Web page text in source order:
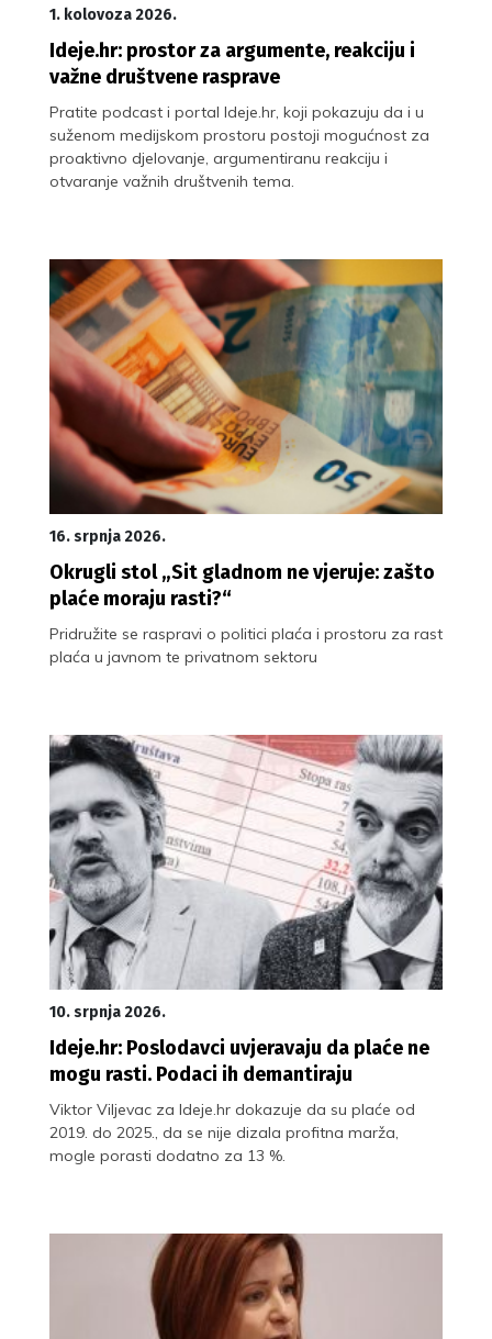
1. kolovoza 2026.
Ideje.hr: prostor za argumente, reakciju i
važne društvene rasprave
Pratite podcast i portal Ideje.hr, koji pokazuju da i u
suženom medijskom prostoru postoji mogućnost za
proaktivno djelovanje, argumentiranu reakciju i
otvaranje važnih društvenih tema.
16. srpnja 2026.
Okrugli stol „Sit gladnom ne vjeruje: zašto
plaće moraju rasti?“
Pridružite se raspravi o politici plaća i prostoru za rast
plaća u javnom te privatnom sektoru
10. srpnja 2026.
Ideje.hr: Poslodavci uvjeravaju da plaće ne
mogu rasti. Podaci ih demantiraju
Viktor Viljevac za Ideje.hr dokazuje da su plaće od
2019. do 2025., da se nije dizala profitna marža,
mogle porasti dodatno za 13 %.